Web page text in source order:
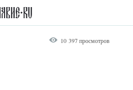
10 397 просмотров